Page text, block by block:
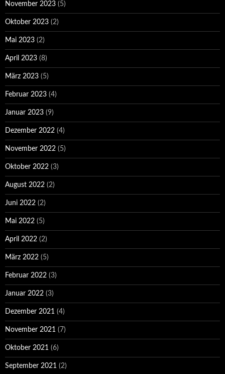
November 2023 (5)
Oktober 2023 (2)
Mai 2023 (2)
April 2023 (8)
März 2023 (5)
Februar 2023 (4)
Januar 2023 (9)
Dezember 2022 (4)
November 2022 (5)
Oktober 2022 (3)
August 2022 (2)
Juni 2022 (2)
Mai 2022 (5)
April 2022 (2)
März 2022 (5)
Februar 2022 (3)
Januar 2022 (3)
Dezember 2021 (4)
November 2021 (7)
Oktober 2021 (6)
September 2021 (2)